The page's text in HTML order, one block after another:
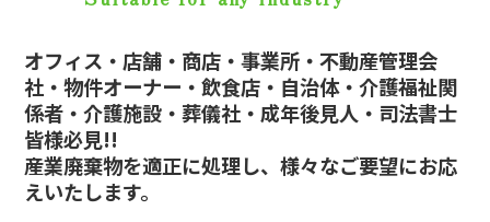
オフィス・店舗・商店・事業所・不動産管理会
社・物件オーナー・飲食店・自治体・介護福祉関
係者・介護施設・葬儀社・成年後見人・司法書士
皆様必見!!
産業廃棄物を適正に処理し、様々なご要望にお応
えいたします。